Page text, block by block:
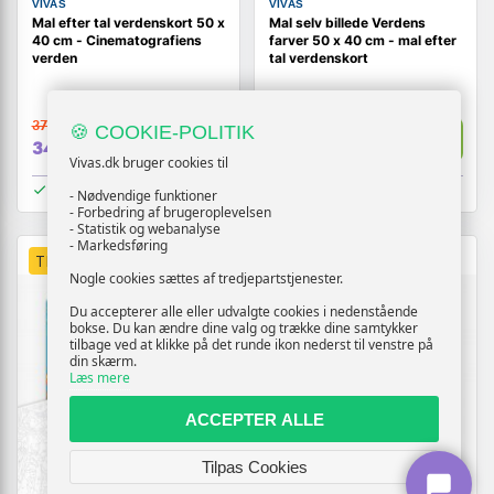
VIVAS
Mal efter tal verdenskort 50 x
40 cm - Cinematografiens
verden
379,-
349,- Vis
På lager
VIVAS
Mal selv billede Verdens
farver 50 x 40 cm - mal efter
tal verdenskort
TILBUD
🍪 COOKIE-POLITIK
Vivas.dk bruger cookies til
- Nødvendige funktioner
- Forbedring af brugeroplevelsen
- Statistik og webanalyse
- Markedsføring
Nogle cookies sættes af tredjepartstjenester.
Du accepterer alle eller udvalgte cookies i nedenstående
bokse. Du kan ændre dine valg og trække dine samtykker
tilbage ved at klikke på det runde ikon nederst til venstre på
din skærm.
Læs mere
ACCEPTER ALLE
Tilpas Cookies